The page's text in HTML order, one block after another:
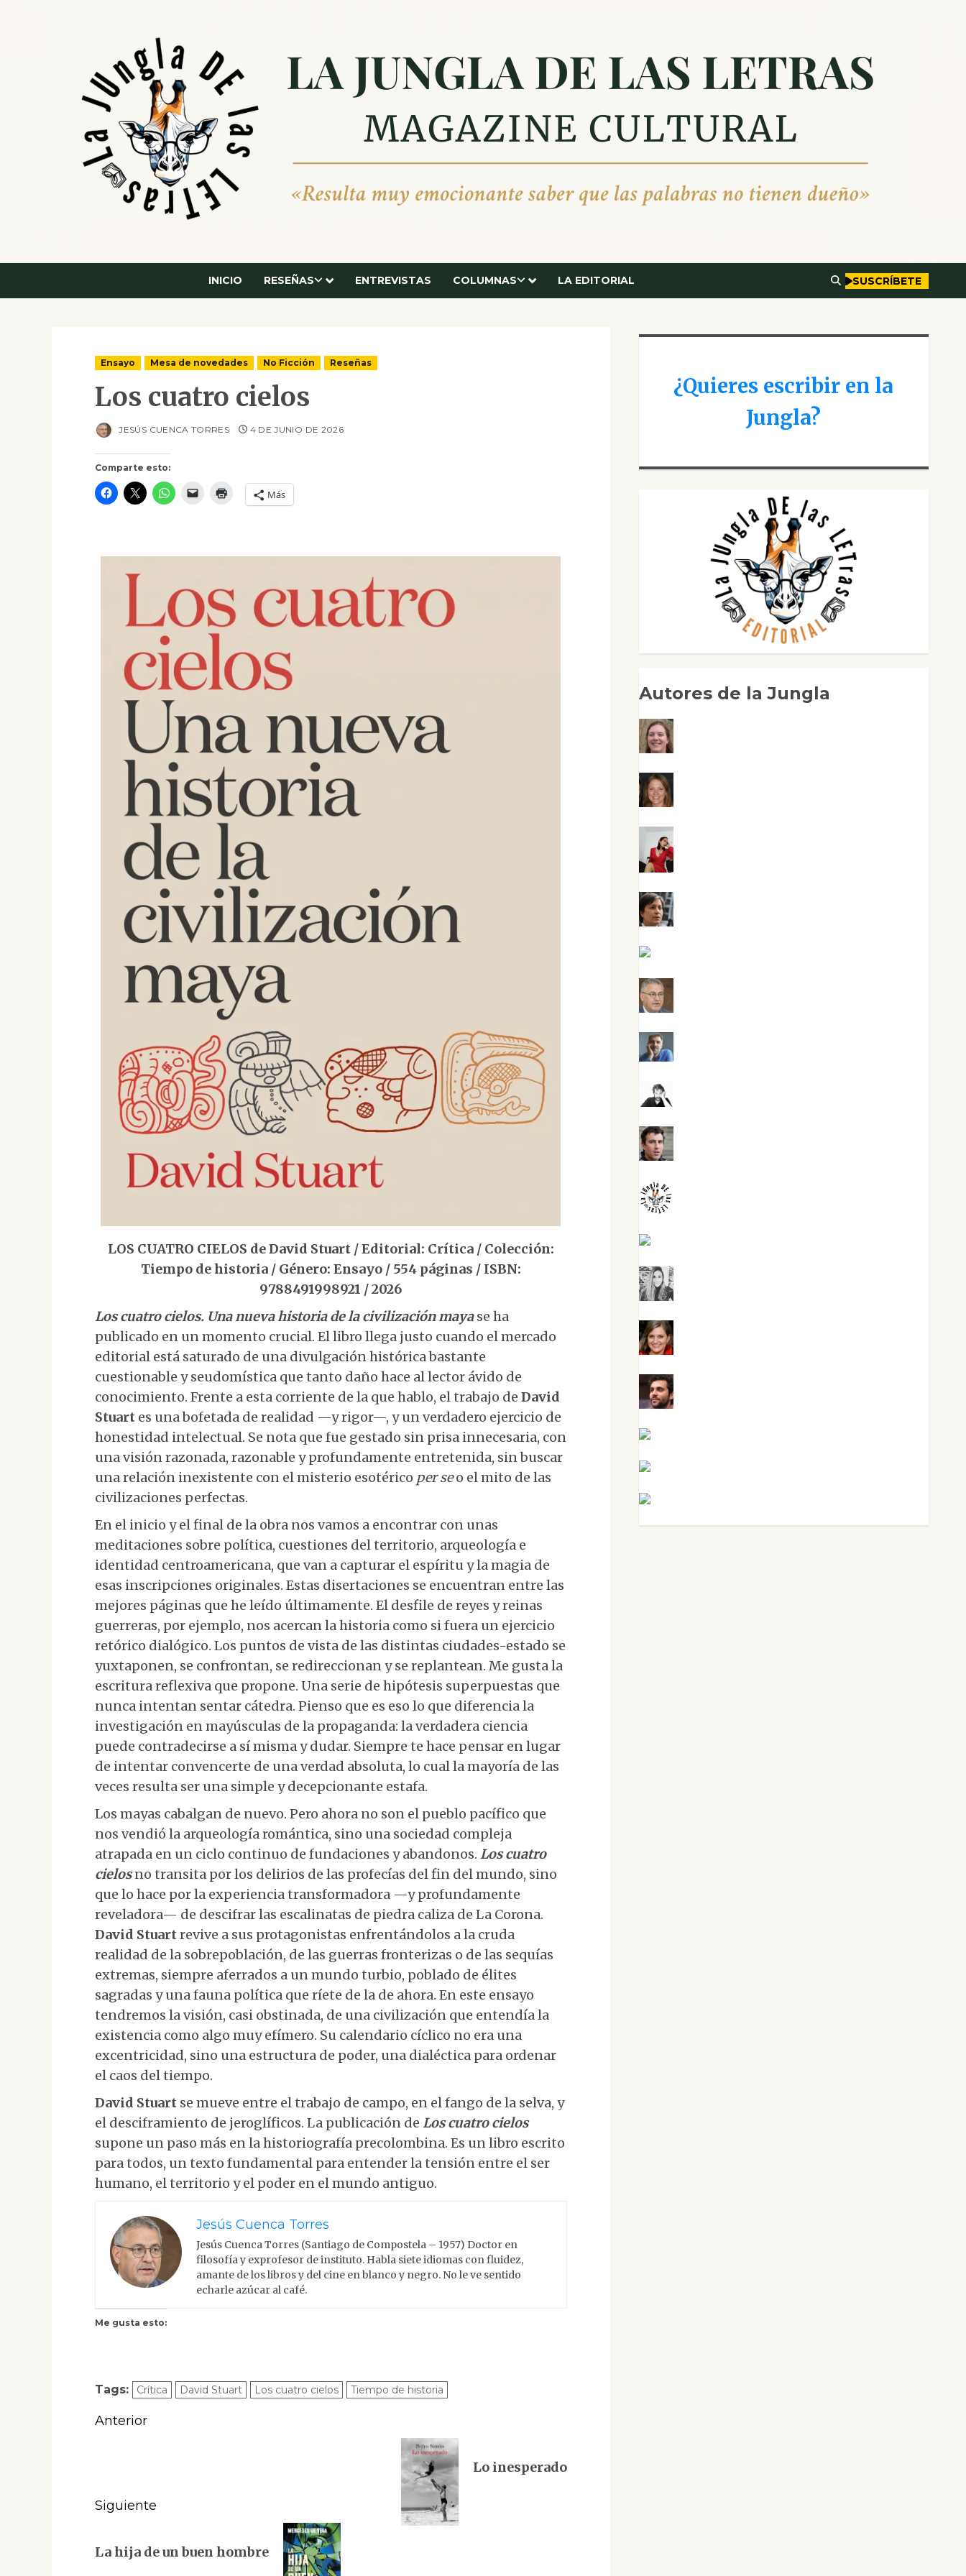
INICIO RESEÑAS ENTREVISTAS COLUMNAS LA EDITORIAL SUSCRÍBETE
Ensayo Mesa de novedades No Ficción Reseñas
Los cuatro cielos
Comparte esto:
Más
JESÚS CUENCA TORRES 4 DE JUNIO DE 2026
LOS CUATRO CIELOS de David Stuart / Editorial: Crítica / Colección:
Tiempo de historia / Género: Ensayo / 554 páginas / ISBN:
9788491998921 / 2026
Los cuatro cielos. Una nueva historia de la civilización maya se ha
publicado en un momento crucial. El libro llega justo cuando el mercado
editorial está saturado de una divulgación histórica bastante
cuestionable y seudomística que tanto daño hace al lector ávido de
conocimiento. Frente a esta corriente de la que hablo, el trabajo de David
Stuart es una bofetada de realidad —y rigor—, y un verdadero ejercicio de
honestidad intelectual. Se nota que fue gestado sin prisa innecesaria, con
una visión razonada, razonable y profundamente entretenida, sin buscar
una relación inexistente con el misterio esotérico per seo el mito de las
civilizaciones perfectas.
En el inicio y el final de la obra nos vamos a encontrar con unas
meditaciones sobre política, cuestiones del territorio, arqueología e
identidad centroamericana, que van a capturar el espíritu y la magia de
esas inscripciones originales. Estas disertaciones se encuentran entre las
mejores páginas que he leído últimamente. El desfile de reyes y reinas
guerreras, por ejemplo, nos acercan la historia como si fuera un ejercicio
retórico dialógico. Los puntos de vista de las distintas ciudades-estado se
yuxtaponen, se confrontan, se redireccionan y se replantean. Me gusta la
escritura reflexiva que propone. Una serie de hipótesis superpuestas que
nunca intentan sentar cátedra. Pienso que es eso lo que diferencia la
investigación en mayúsculas de la propaganda: la verdadera ciencia
puede contradecirse a sí misma y dudar. Siempre te hace pensar en lugar
de intentar convencerte de una verdad absoluta, lo cual la mayoría de las
veces resulta ser una simple y decepcionante estafa.
Los mayas cabalgan de nuevo. Pero ahora no son el pueblo pacífico que
nos vendió la arqueología romántica, sino una sociedad compleja
atrapada en un ciclo continuo de fundaciones y abandonos. Los cuatro
cielosno transita por los delirios de las profecías del fin del mundo, sino
que lo hace por la experiencia transformadora —y profundamente
reveladora— de descifrar las escalinatas de piedra caliza de La Corona.
David Stuartrevive a sus protagonistas enfrentándolos a la cruda
realidad de la sobrepoblación, de las guerras fronterizas o de las sequías
extremas, siempre aferrados a un mundo turbio, poblado de élites
sagradas y una fauna política que ríete de la de ahora. En este ensayo
tendremos la visión, casi obstinada, de una civilización que entendía la
existencia como algo muy efímero. Su calendario cíclico no era una
excentricidad, sino una estructura de poder, una dialéctica para ordenar
el caos del tiempo.
David Stuart se mueve entre el trabajo de campo, en el fango de la selva, y
el desciframiento de jeroglíficos. La publicación de Los cuatro cielos
supone un paso más en la historiografía precolombina. Es un libro escrito
para todos, un texto fundamental para entender la tensión entre el ser
humano, el territorio y el poder en el mundo antiguo.
Jesús Cuenca Torres
Jesús Cuenca Torres (Santiago de Compostela – 1957) Doctor en
filosofía y exprofesor de instituto. Habla siete idiomas con fluidez,
amante de los libros y del cine en blanco y negro. No le ve sentido
echarle azúcar al café.
Me gusta esto:
Tags: Crítica David Stuart Los cuatro cielos Tiempo de historia
Navegación
Anterior
Lo inesperado
Siguiente
entrada:
La hija de un buen hombre
¿Quieres escribir en la
Jungla?
Autores de la Jungla